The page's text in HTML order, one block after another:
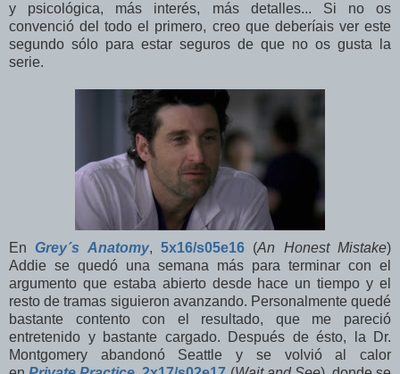
y psicológica, más interés, más detalles... Si no os
convenció del todo el primero, creo que deberíais ver este
segundo sólo para estar seguros de que no os gusta la
serie.
EnGrey´s Anatomy,5x16/s05e16 (An Honest Mistake)
Addie se quedó una semana más para terminar con el
argumento que estaba abierto desde hace un tiempo y el
resto de tramas siguieron avanzando. Personalmente quedé
bastante contento con el resultado, que me pareció
entretenido y bastante cargado. Después de ésto, la Dr.
Montgomery abandonó Seattle y se volvió al calor